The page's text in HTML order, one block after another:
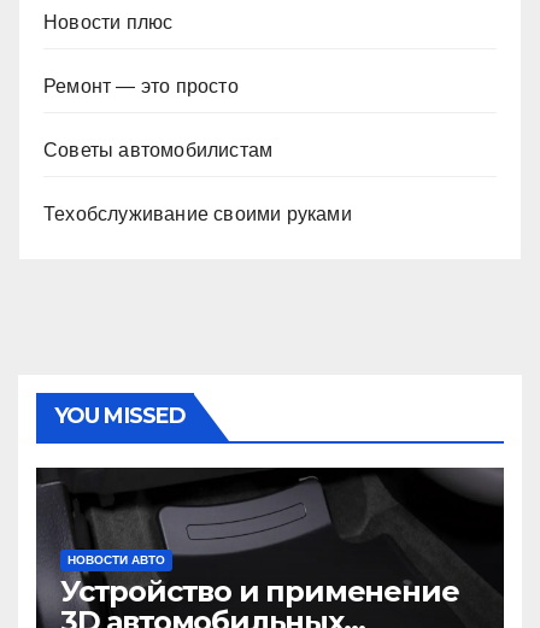
Новости плюс
Ремонт — это просто
Советы автомобилистам
Техобслуживание своими руками
YOU MISSED
НОВОСТИ АВТО
Устройство и применение